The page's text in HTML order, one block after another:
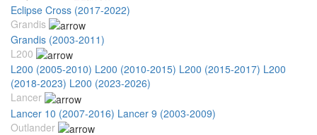
Eclipse Cross (2017-2022)
Grandis
Grandis (2003-2011)
L200
L200 (2005-2010) L200 (2010-2015) L200 (2015-2017) L200
(2018-2023) L200 (2023-2026)
Lancer
Lancer 10 (2007-2016) Lancer 9 (2003-2009)
Outlander